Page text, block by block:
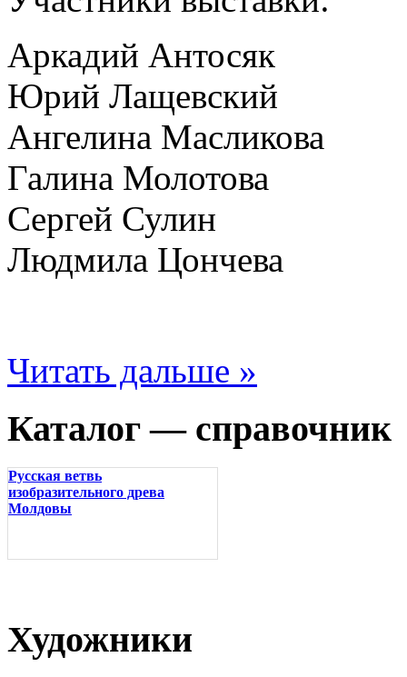
Аркадий Антосяк
Юрий Лащевский
Ангелина Масликова
Галина Молотова
Сергей Сулин
Людмила Цончева
Читать дальше »
Каталог — справочник
Русская ветвь
изобразительного древа
Молдовы
Художники